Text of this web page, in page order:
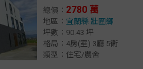
總價： 2780 萬
地區： 宜蘭縣 壯圍鄉
坪數：90.43 坪
格局：4房(室) 3廳 5衛
類型：住宅/農舍